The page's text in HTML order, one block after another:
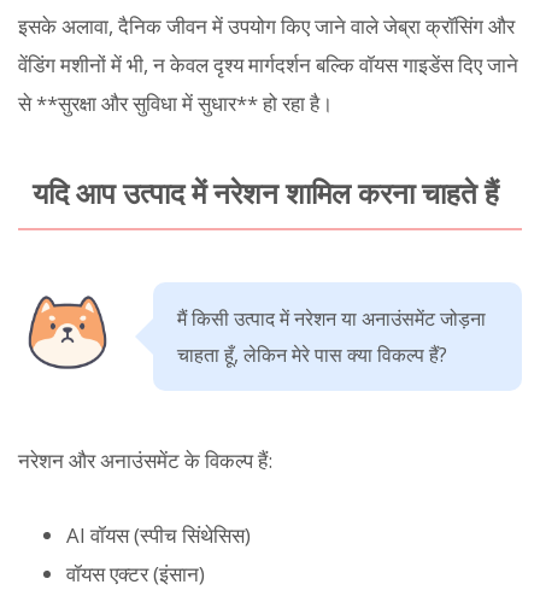
इसके अलावा, दैनिक जीवन में उपयोग किए जाने वाले जेब्रा क्रॉसिंग और
वेंडिंग मशीनों में भी, न केवल दृश्य मार्गदर्शन बल्कि वॉयस गाइडेंस दिए जाने
से **सुरक्षा और सुविधा में सुधार** हो रहा है।
यदि आप उत्पाद में नरेशन शामिल करना चाहते हैं
मैं किसी उत्पाद में नरेशन या अनाउंसमेंट जोड़ना
चाहता हूँ, लेकिन मेरे पास क्या विकल्प हैं?
नरेशन और अनाउंसमेंट के विकल्प हैं:
AI वॉयस (स्पीच सिंथेसिस)
वॉयस एक्टर (इंसान)